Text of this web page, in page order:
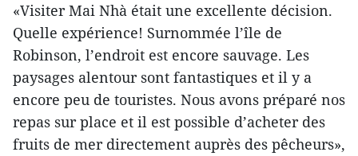
«Visiter Mai Nhà était une excellente décision.
Quelle expérience! Surnommée l’île de
Robinson, l’endroit est encore sauvage. Les
paysages alentour sont fantastiques et il y a
encore peu de touristes. Nous avons préparé nos
repas sur place et il est possible d’acheter des
fruits de mer directement auprès des pêcheurs»,